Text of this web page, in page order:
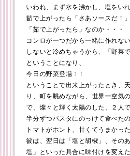
いわれ、まず水を沸かし、塩をい
茹で上がったら「さあソースだ！
「茹で上がったら」なのか・・・
コンロが一つだから一緒に作れな
しないと冷めちゃうから、「野菜
ということになり、
今日の野菜登場！！
ということで出来上がったとき、
り、町を眺めながら、世界一空気
で、燦々と輝く太陽のした、２人
半分ずつパスタにのっけて食べた
トマトがホント、甘くてうまかった
彼は、翌日は「塩と胡椒」、その
塩」といった具合に味付けを変え